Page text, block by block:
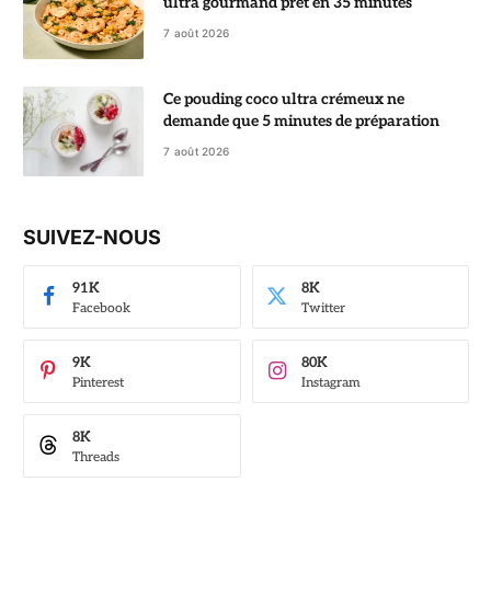
7 août 2026
Ce pouding coco ultra crémeux ne
demande que 5 minutes de préparation
7 août 2026
SUIVEZ-NOUS
Facebook
91K
Twitter
8K
Pinterest
9K
Instagram
80K
Threads
8K